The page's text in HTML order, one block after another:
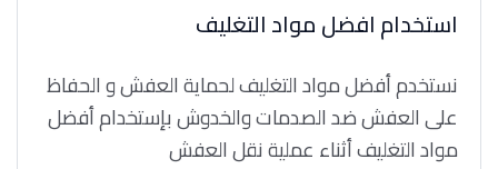
استخدام افضل مواد التغليف
نستخدم أفضل مواد التغليف لحماية العفش و الحفاظ
على العفش ضد الصدمات والخدوش بإستخدام أفضل
مواد التغليف أثناء عملية نقل العفش